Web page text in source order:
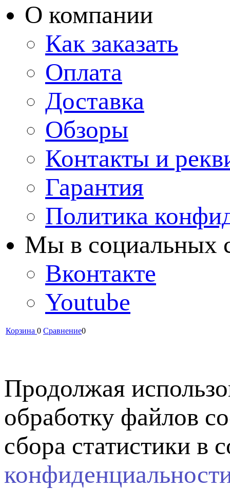
О компании
Как заказать
Оплата
Доставка
Обзоры
Контакты и
Гарантия
Политика
Мы в cоциальных
Вконтакте
Youtube
Корзина 0 Сравнение0
Продолжая
обработку файлов
сбора статистики в